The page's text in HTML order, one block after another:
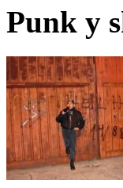
Punk y